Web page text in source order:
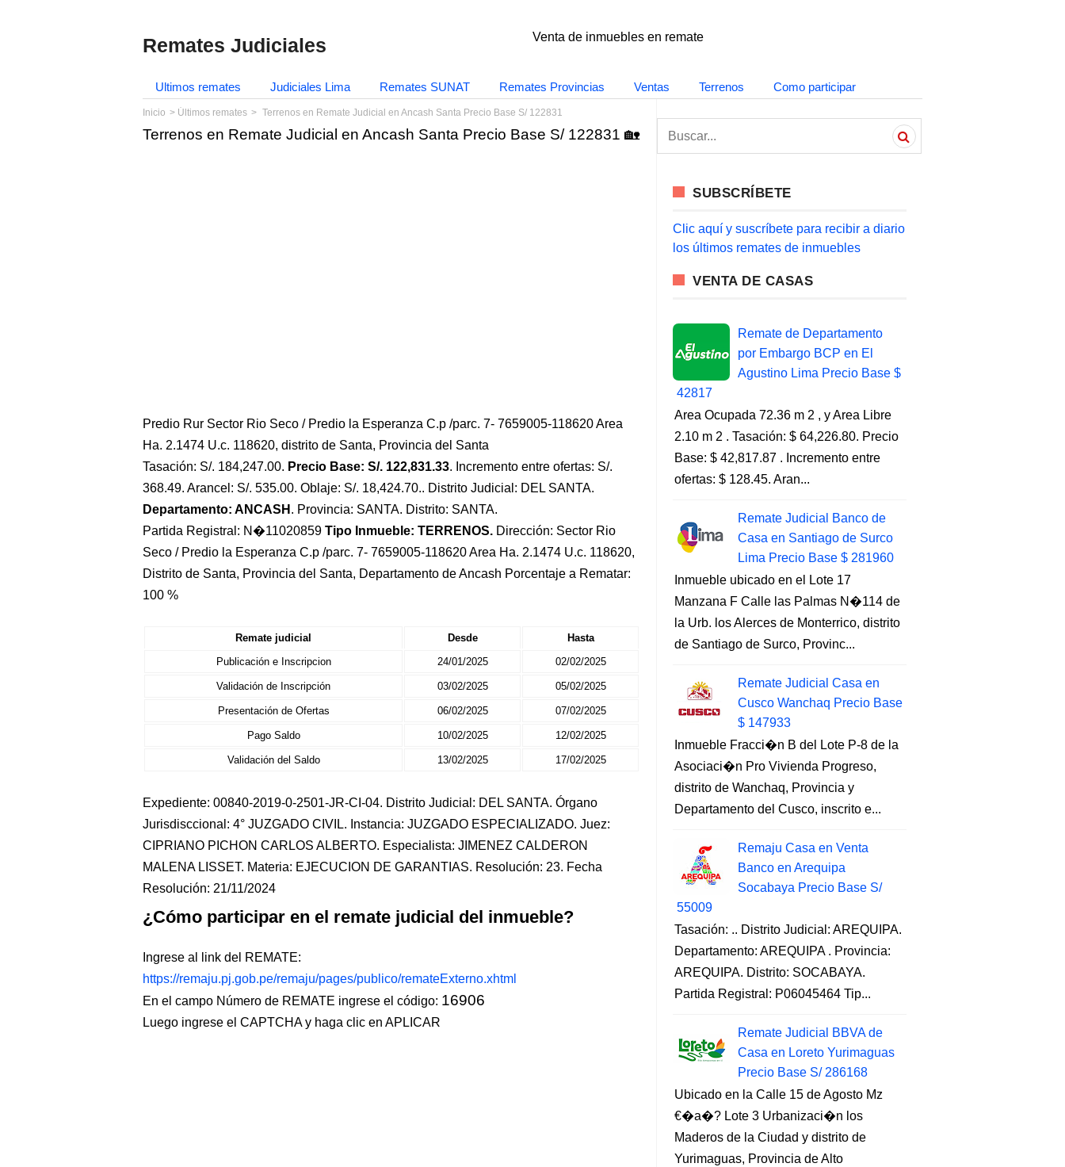
Remates Judiciales Venta de inmuebles en remate
Ultimos remates Judiciales Lima Remates SUNAT Remates Provincias Ventas Terrenos Como participar
Inicio Últimos remates Terrenos en Remate Judicial en Ancash Santa Precio Base S/ 122831
Terrenos en Remate Judicial en Ancash Santa Precio Base S/ 122831 🏡
Predio Rur Sector Rio Seco / Predio la Esperanza C.p /parc. 7- 7659005-118620 Area
Ha. 2.1474 U.c. 118620, distrito de Santa, Provincia del Santa
Tasación: S/. 184,247.00. Precio Base: S/. 122,831.33. Incremento entre ofertas: S/.
368.49. Arancel: S/. 535.00. Oblaje: S/. 18,424.70.. Distrito Judicial: DEL SANTA.
Departamento: ANCASH . Provincia: SANTA. Distrito: SANTA.
Partida Registral: N�11020859 Tipo Inmueble: TERRENOS. Dirección: Sector Rio
Seco / Predio la Esperanza C.p /parc. 7- 7659005-118620 Area Ha. 2.1474 U.c. 118620,
Distrito de Santa, Provincia del Santa, Departamento de Ancash Porcentaje a Rematar:
100 %
Remate judicial Desde
Hasta
Publicación e Inscripcion
24/01/2025 02/02/2025
Validación de Inscripción 03/02/2025 05/02/2025
Presentación de Ofertas 06/02/2025 07/02/2025
Pago Saldo 10/02/2025 12/02/2025
Validación del Saldo 13/02/2025 17/02/2025
Expediente: 00840-2019-0-2501-JR-CI-04. Distrito Judicial: DEL SANTA. Órgano
Jurisdisccional: 4° JUZGADO CIVIL. Instancia: JUZGADO ESPECIALIZADO. Juez:
CIPRIANO PICHON CARLOS ALBERTO. Especialista: JIMENEZ CALDERON
MALENA LISSET. Materia: EJECUCION DE GARANTIAS. Resolución: 23. Fecha
Resolución: 21/11/2024
¿Cómo participar en el remate judicial del inmueble?
Ingrese al link del REMATE:
https://remaju.pj.gob.pe/remaju/pages/publico/remateExterno.xhtml
En el campo Número de REMATE ingrese el código: 16906
Luego ingrese el CAPTCHA y haga clic en APLICAR
a
SUBSCRÍBETE
Clic aquí y suscríbete para recibir a diario
los últimos remates de inmuebles
VENTA DE CASAS
Remate de Departamento
por Embargo BCP en El
Agustino Lima Precio Base $
42817
Area Ocupada 72.36 m 2 , y Area Libre
2.10 m 2 . Tasación: $ 64,226.80. Precio
Base: $ 42,817.87 . Incremento entre
ofertas: $ 128.45. Aran...
Remate Judicial Banco de
Casa en Santiago de Surco
Lima Precio Base $ 281960
Inmueble ubicado en el Lote 17
Manzana F Calle las Palmas N�114 de
la Urb. los Alerces de Monterrico, distrito
de Santiago de Surco, Provinc...
Remate Judicial Casa en
Cusco Wanchaq Precio Base
$ 147933
Inmueble Fracci�n B del Lote P-8 de la
Asociaci�n Pro Vivienda Progreso,
distrito de Wanchaq, Provincia y
Departamento del Cusco, inscrito e...
Remaju Casa en Venta
Banco en Arequipa
Socabaya Precio Base S/
55009
Tasación: .. Distrito Judicial: AREQUIPA.
Departamento: AREQUIPA . Provincia:
AREQUIPA. Distrito: SOCABAYA.
Partida Registral: P06045464 Tip...
Remate Judicial BBVA de
Casa en Loreto Yurimaguas
Precio Base S/ 286168
Ubicado en la Calle 15 de Agosto Mz
€�a�? Lote 3 Urbanizaci�n los
Maderos de la Ciudad y distrito de
Yurimaguas, Provincia de Alto